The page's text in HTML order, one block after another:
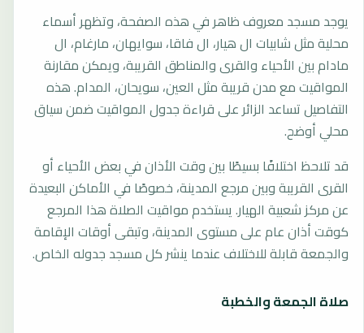
يوجد مسجد معروف ظاهر في هذه الصفحة، وتظهر أسماء
محلية مثل شابيات ال هيار، ال فاقا، سوايهان، مارغام، ال
مادام بين الأحياء والقرى والمناطق القريبة، ويمكن مقارنة
المواقيت مع مدن قريبة مثل العين، سويحان، المدام. هذه
التفاصيل تساعد الزائر على قراءة جدول المواقيت ضمن سياق
محلي أوضح.
قد تلاحظ اختلافًا بسيطًا بين وقت الأذان في بعض الأحياء أو
القرى القريبة وبين مرجع المدينة، خصوصًا في الأماكن البعيدة
عن مركز شعبية الهيار. يستخدم مواقيت الصلاة هذا المرجع
كوقت أذان عام على مستوى المدينة، وتبقى أوقات الإقامة
والجمعة قابلة للاختلاف عندما ينشر كل مسجد جدوله الخاص.
صلاة الجمعة والخطبة